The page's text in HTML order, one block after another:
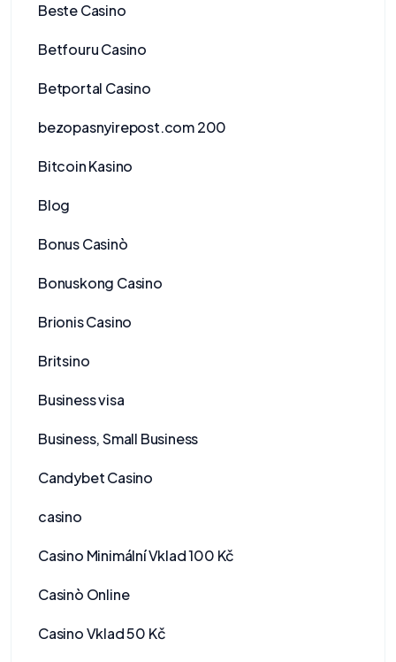
Beste Casino
Betfouru Casino
Betportal Casino
bezopasnyirepost.com 200
Bitcoin Kasino
Blog
Bonus Casinò
Bonuskong Casino
Brionis Casino
Britsino
Business visa
Business, Small Business
Candybet Casino
casino
Casino Minimální Vklad 100 Kč
Casinò Online
Casino Vklad 50 Kč